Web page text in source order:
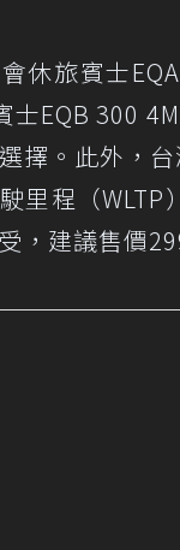
休旅賓士
士EQB 300
擇。此外，
里程（
，建議售價